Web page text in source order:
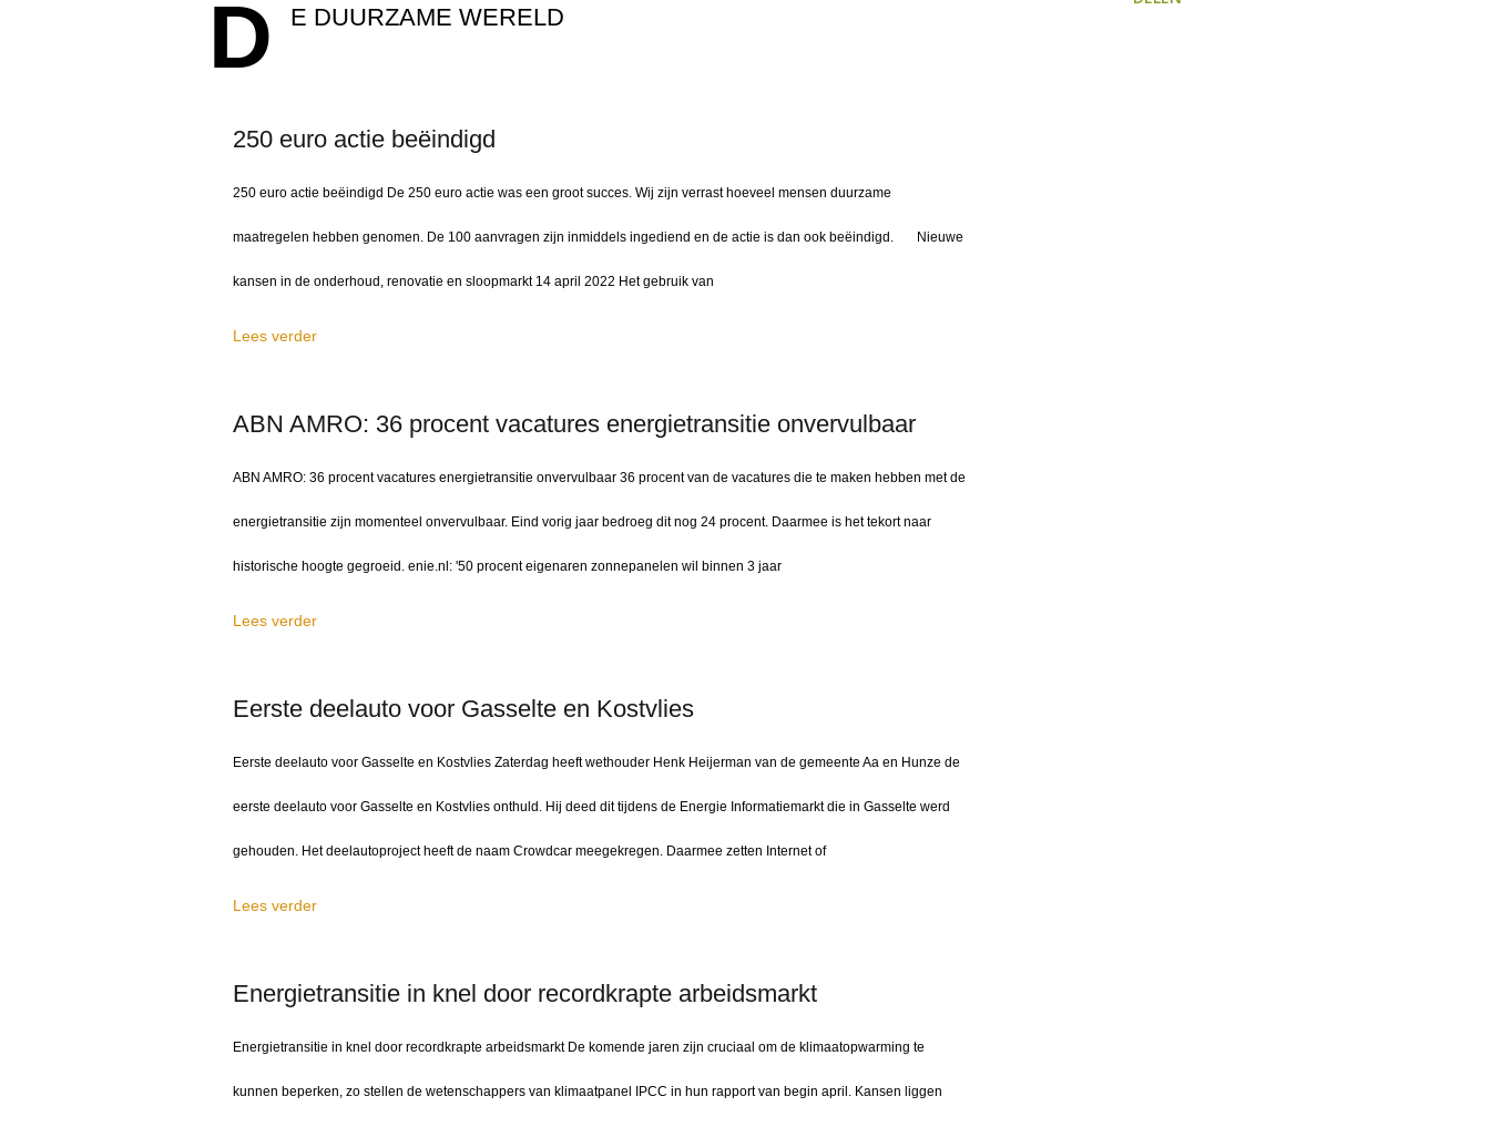
D E DUURZAME WERELD
250 euro actie beëindigd
250 euro actie beëindigd De 250 euro actie was een groot succes. Wij zijn verrast hoeveel mensen duurzame
maatregelen hebben genomen. De 100 aanvragen zijn inmiddels ingediend en de actie is dan ook beëindigd. Nieuwe
kansen in de onderhoud, renovatie en sloopmarkt 14 april 2022 Het gebruik van
Lees verder
ABN AMRO: 36 procent vacatures energietransitie onvervulbaar
ABN AMRO: 36 procent vacatures energietransitie onvervulbaar 36 procent van de vacatures die te maken hebben met de
energietransitie zijn momenteel onvervulbaar. Eind vorig jaar bedroeg dit nog 24 procent. Daarmee is het tekort naar
historische hoogte gegroeid. enie.nl: '50 procent eigenaren zonnepanelen wil binnen 3 jaar
Lees verder
Eerste deelauto voor Gasselte en Kostvlies
Eerste deelauto voor Gasselte en Kostvlies Zaterdag heeft wethouder Henk Heijerman van de gemeente Aa en Hunze de
eerste deelauto voor Gasselte en Kostvlies onthuld. Hij deed dit tijdens de Energie Informatiemarkt die in Gasselte werd
gehouden. Het deelautoproject heeft de naam Crowdcar meegekregen. Daarmee zetten Internet of
Lees verder
Energietransitie in knel door recordkrapte arbeidsmarkt
Energietransitie in knel door recordkrapte arbeidsmarkt De komende jaren zijn cruciaal om de klimaatopwarming te
kunnen beperken, zo stellen de wetenschappers van klimaatpanel IPCC in hun rapport van begin april. Kansen liggen